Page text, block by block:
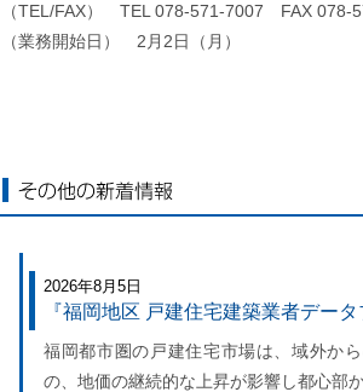
（TEL/FAX） TEL 078-571-7007 FAX 078-
（業務開始日） 2月2日（月）
2026年8月5日
『福岡地区 戸建住宅建築業者デー
福岡都市圏の戸建住宅市場は、域外か
の、地価の継続的な上昇が影響し都心部